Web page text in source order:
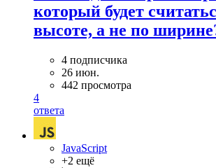
который будет
высоте, а не по
4 подписчика
26 июн.
442 просмотра
4
ответа
JavaScript
+2 ещё